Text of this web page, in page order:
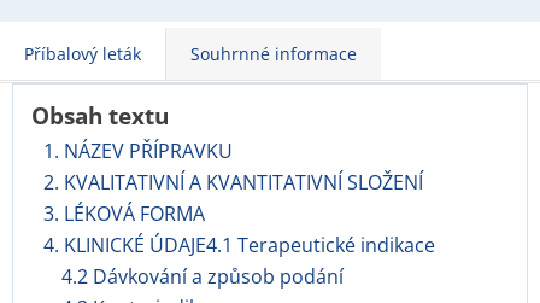
Příbalový leták Souhrnné informace
Obsah textu
1. NÁZEV PŘÍPRAVKU
2. KVALITATIVNÍ A KVANTITATIVNÍ SLOŽENÍ
3. LÉKOVÁ FORMA
4. KLINICKÉ ÚDAJE4.1 Terapeutické indikace
4.2 Dávkování a způsob podání